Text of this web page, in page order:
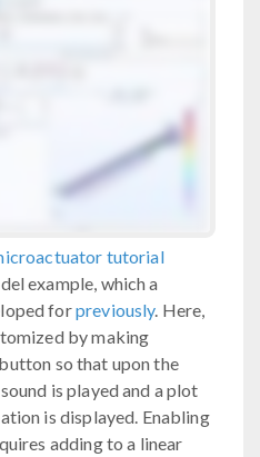
tutorial
example, which a
forpreviously. Here,
by making
button so that upon the
is played and a plot
is displayed. Enabling
adding to a linear